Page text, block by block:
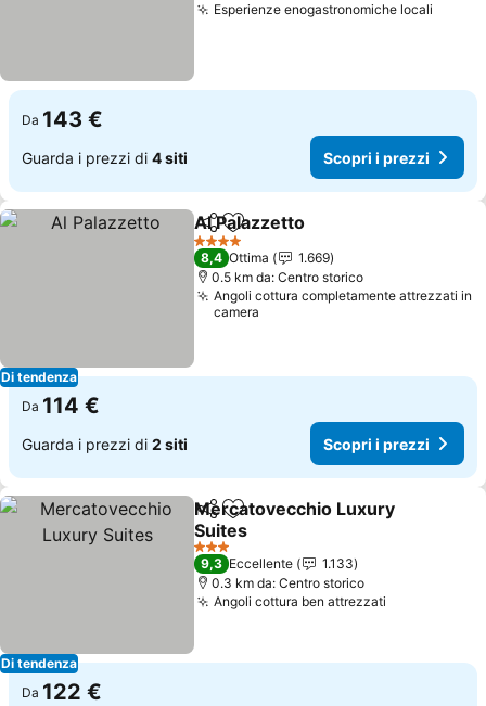
Esperienze enogastronomiche locali
Da 143 €
Guarda i prezzi di 4 siti Scopri i prezzi
Di tendenza
CondividiAggiungi ai preferiti
Al Palazzetto
4 Stelle
8,4 Ottima
1.669
0.5 km da: Centro storico
Angoli cottura completamente attrezzati in
camera
Da 114 €
Guarda i prezzi di 2 siti Scopri i prezzi
Di tendenza
CondividiAggiungi ai preferiti
Mercatovecchio Luxury
Suites
Scopri i prezzi
3 Stelle
9,3 Eccellente
1.133
0.3 km da: Centro storico
Angoli cottura ben attrezzati
Da 122 €